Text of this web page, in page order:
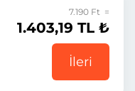
7.190 Ft =
1.403,19 TL ₺
İleri